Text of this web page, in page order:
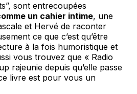
sont entrecoupées
un cahier intime, une
et Hervé de raconter
ce que c’est qu’être
à la fois humoristique et
vous trouvez que « Radio
rajeunie depuis qu’elle passe
livre est pour vous un